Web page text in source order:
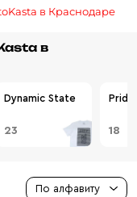
в Краснодаре
в
Dynamic State
23
Pride
18
По алфавиту